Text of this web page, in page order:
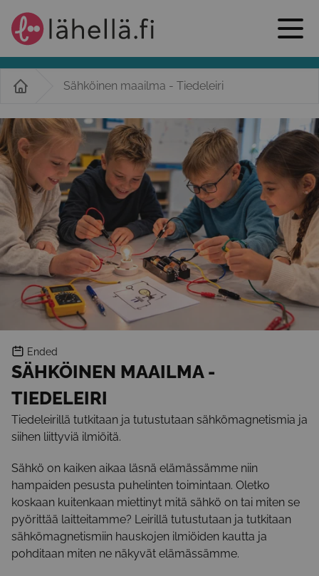
Sähköinen maailma - Tiedeleiri
Ended
SÄHKÖINEN MAAILMA -
TIEDELEIRI
Tiedeleirillä tutkitaan ja tutustutaan sähkömagnetismia ja
siihen liittyviä ilmiöitä.
Sähkö on kaiken aikaa läsnä elämässämme niin
hampaiden pesusta puhelinten toimintaan. Oletko
koskaan kuitenkaan miettinyt mitä sähkö on tai miten se
pyörittää laitteitamme? Leirillä tutustutaan ja tutkitaan
sähkömagnetismiin hauskojen ilmiöiden kautta ja
pohditaan miten ne näkyvät elämässämme.